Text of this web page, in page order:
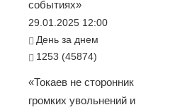
событиях»
29.01.2025 12:00
День за днем
1253 (45874)
«Токаев не сторонник
громких увольнений и